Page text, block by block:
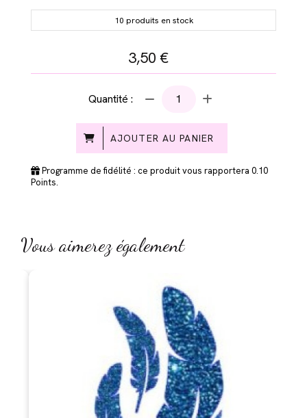
10 produits en stock
3,50 €
Quantité :
AJOUTER AU PANIER
Programme de fidélité : ce produit vous rapportera 0.10
Points.
Vous aimerez également